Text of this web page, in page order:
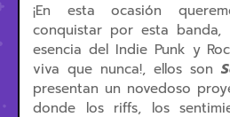
¡En esta ocasión
conquistar por esta
esencia del Indie Punk y
viva que nunca!, ellos son
presentan un novedoso
donde los riffs, los